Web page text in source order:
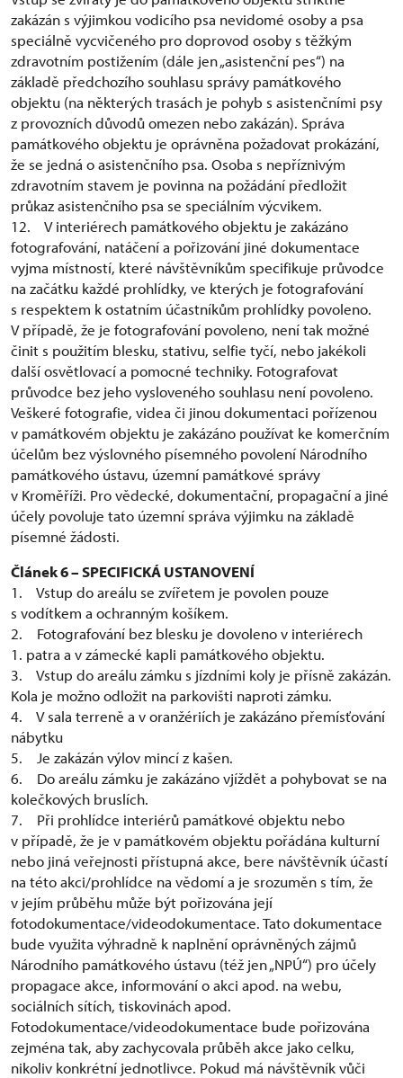
zakázán s výjimkou vodicího psa nevidomé osoby a psa
speciálně vycvičeného pro doprovod osoby s těžkým
zdravotním postižením (dále jen „asistenční pes“) na
základě předchozího souhlasu správy památkového
objektu (na některých trasách je pohyb s asistenčními psy
z provozních důvodů omezen nebo zakázán). Správa
památkového objektu je oprávněna požadovat prokázání,
že se jedná o asistenčního psa. Osoba s nepříznivým
zdravotním stavem je povinna na požádání předložit
průkaz asistenčního psa se speciálním výcvikem.
12. V interiérech památkového objektu je zakázáno
fotografování, natáčení a pořizování jiné dokumentace
vyjma místností, které návštěvníkům specifikuje průvodce
na začátku každé prohlídky, ve kterých je fotografování
s respektem k ostatním účastníkům prohlídky povoleno.
V případě, že je fotografování povoleno, není tak možné
činit s použitím blesku, stativu, selfie tyčí, nebo jakékoli
další osvětlovací a pomocné techniky. Fotografovat
průvodce bez jeho vysloveného souhlasu není povoleno.
Veškeré fotografie, videa či jinou dokumentaci pořízenou
v památkovém objektu je zakázáno používat ke komerčním
účelům bez výslovného písemného povolení Národního
památkového ústavu, územní památkové správy
v Kroměříži. Pro vědecké, dokumentační, propagační a jiné
účely povoluje tato územní správa výjimku na základě
písemné žádosti.
Článek 6 – SPECIFICKÁ USTANOVENÍ
1. Vstup do areálu se zvířetem je povolen pouze
s vodítkem a ochranným košíkem.
2. Fotografování bez blesku je dovoleno v interiérech
1. patra a v zámecké kapli památkového objektu.
3. Vstup do areálu zámku s jízdními koly je přísně zakázán.
Kola je možno odložit na parkovišti naproti zámku.
4. V sala terreně a v oranžériích je zakázáno přemísťování
nábytku
5. Je zakázán výlov mincí z kašen.
6. Do areálu zámku je zakázáno vjíždět a pohybovat se na
kolečkových bruslích.
7. Při prohlídce interiérů památkové objektu nebo
v případě, že je v památkovém objektu pořádána kulturní
nebo jiná veřejnosti přístupná akce, bere návštěvník účastí
na této akci/prohlídce na vědomí a je srozuměn s tím, že
v jejím průběhu může být pořizována její
fotodokumentace/videodokumentace. Tato dokumentace
bude využita výhradně k naplnění oprávněných zájmů
Národního památkového ústavu (též jen „NPÚ“) pro účely
propagace akce, informování o akci apod. na webu,
sociálních sítích, tiskovinách apod.
Fotodokumentace/videodokumentace bude pořizována
zejména tak, aby zachycovala průběh akce jako celku,
nikoliv konkrétní jednotlivce. Pokud má návštěvník vůči